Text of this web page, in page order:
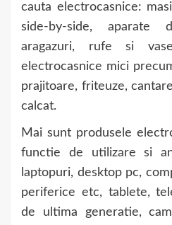
cauta electrocasnice:
side-by-side, aparate
aragazuri, rufe si
electrocasnice mici
prajitoare, friteuze,
calcat.
Mai sunt produsele
functie de utilizare si
laptopuri, desktop pc,
periferice etc, tablete,
de ultima generatie,